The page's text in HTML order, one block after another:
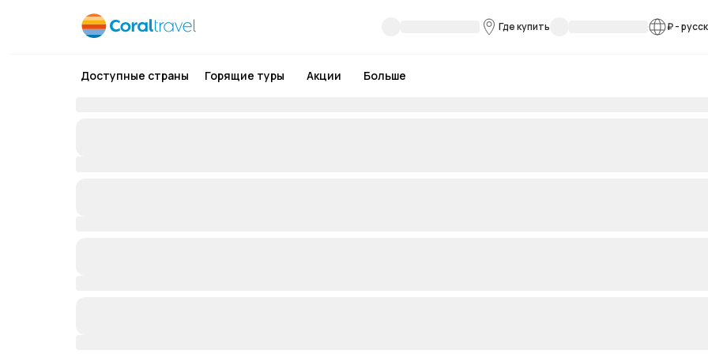
Где купить ₽-
Доступные страны Горящие туры Акции Больше